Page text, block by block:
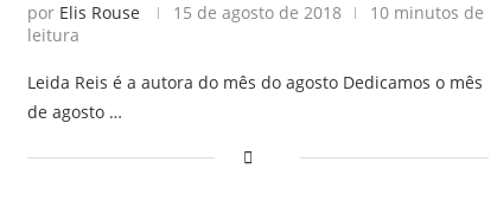
por Elis Rouse 15 de agosto de 2018
10 minutos de
leitura
Leida Reis é a autora do mês do agosto Dedicamos o mês
de agosto …